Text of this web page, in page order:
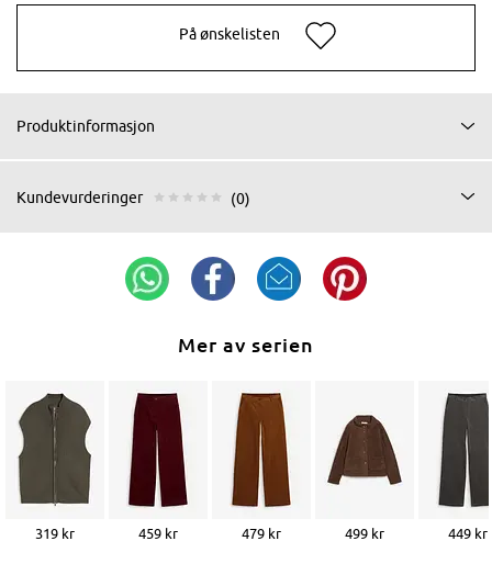
På ønskelisten
Produktinformasjon
Kundevurderinger (0)
Mer av serien
319 kr 459 kr 479 kr 499 kr 449 kr